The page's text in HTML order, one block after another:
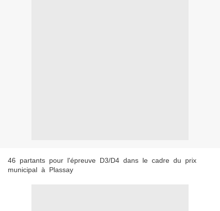
46 partants pour l'épreuve D3/D4 dans le cadre du prix
municipal à Plassay